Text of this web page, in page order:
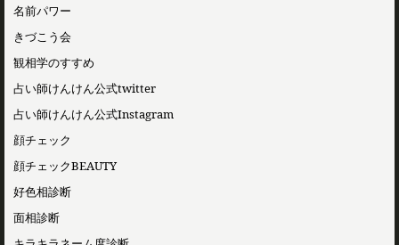
名前パワー
きづこう会
観相学のすすめ
占い師けんけん公式twitter
占い師けんけん公式Instagram
顔チェック
顔チェックBEAUTY
好色相診断
面相診断